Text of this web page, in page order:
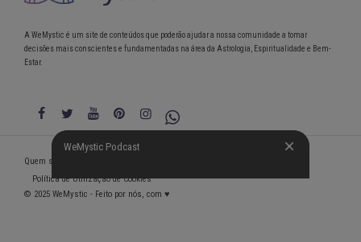
WeMystic Podcast
A WeMystic é um site de conteúdos que poderão ajudar a nossa comunidade a tomar
decisões mais conscientes e fundamentadas na área da Astrologia, Espiritualidade e Bem-
Estar.
WeMystic Podcast
Quem somos
Política de Utilização de Cookies
© 2025 WeMystic - Feito por nós, com ♥